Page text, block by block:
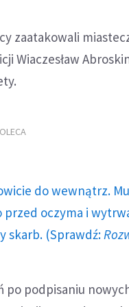
zaatakowali
Wiaczesław
do wewnątrz.
oczyma i
skarb. (Sprawdź:
po podpisaniu